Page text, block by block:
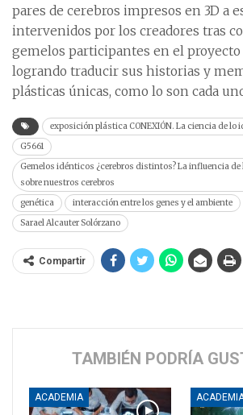
pares de cerebros impresos en 3D a
intervenidos por los creadores tras
gemelos participantes en el
logrando traducir sus historias y
plásticas únicas, como lo son cada
exposición plástica CONEXIÓN. La ciencia de lo
G5661
Gemelos idénticos ¿cerebros distintos? La influencia de
sobre nuestros cerebros
genética
interacción entre los genes y el ambiente
Sarael Alcauter Solórzano
Compartir
TAMBIÉN PODRÍA
ACADEMIA